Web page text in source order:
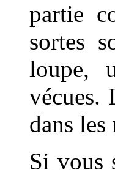
partie
sortes
loupe,
vécues.
dans les
Si vous